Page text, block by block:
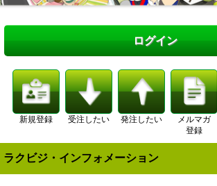
ログイン
新規登録 受注したい 発注したい
メルマガ
登録
ラクビジ・インフォメーション